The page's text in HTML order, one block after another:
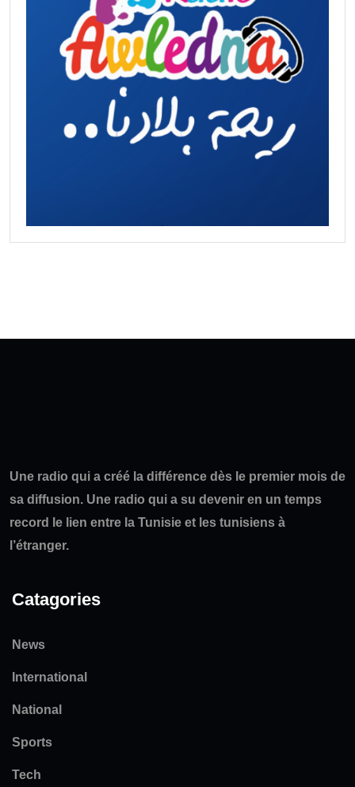
Une radio qui a créé la différence dès le premier mois de
sa diffusion. Une radio qui a su devenir en un temps
record le lien entre la Tunisie et les tunisiens à
l’étranger.
Catagories
News
International
National
Sports
Tech